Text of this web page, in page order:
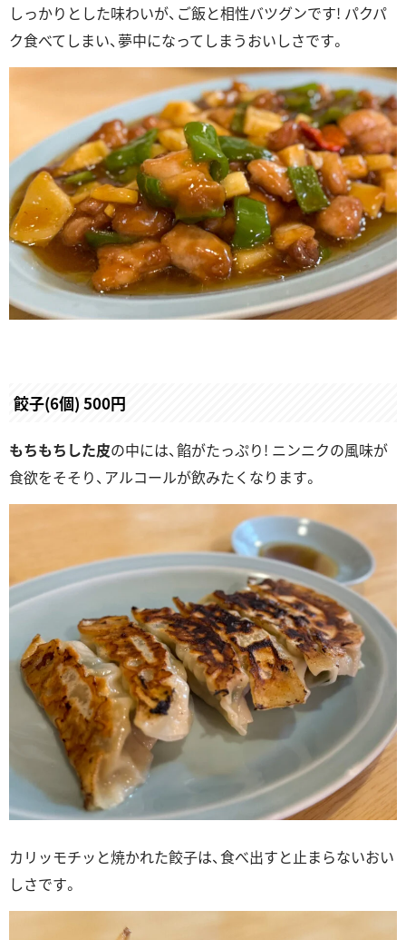
しっかりとした味わいが、ご飯と相性バツグンです! パクパ
ク食べてしまい、夢中になってしまうおいしさです。
餃子(6個) 500円
もちもちした皮の中には、餡がたっぷり! ニンニクの風味が
食欲をそそり、アルコールが飲みたくなります。
カリッモチッと焼かれた餃子は、食べ出すと止まらないおい
しさです。